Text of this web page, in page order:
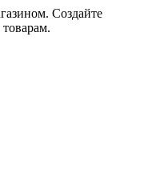
Создайте